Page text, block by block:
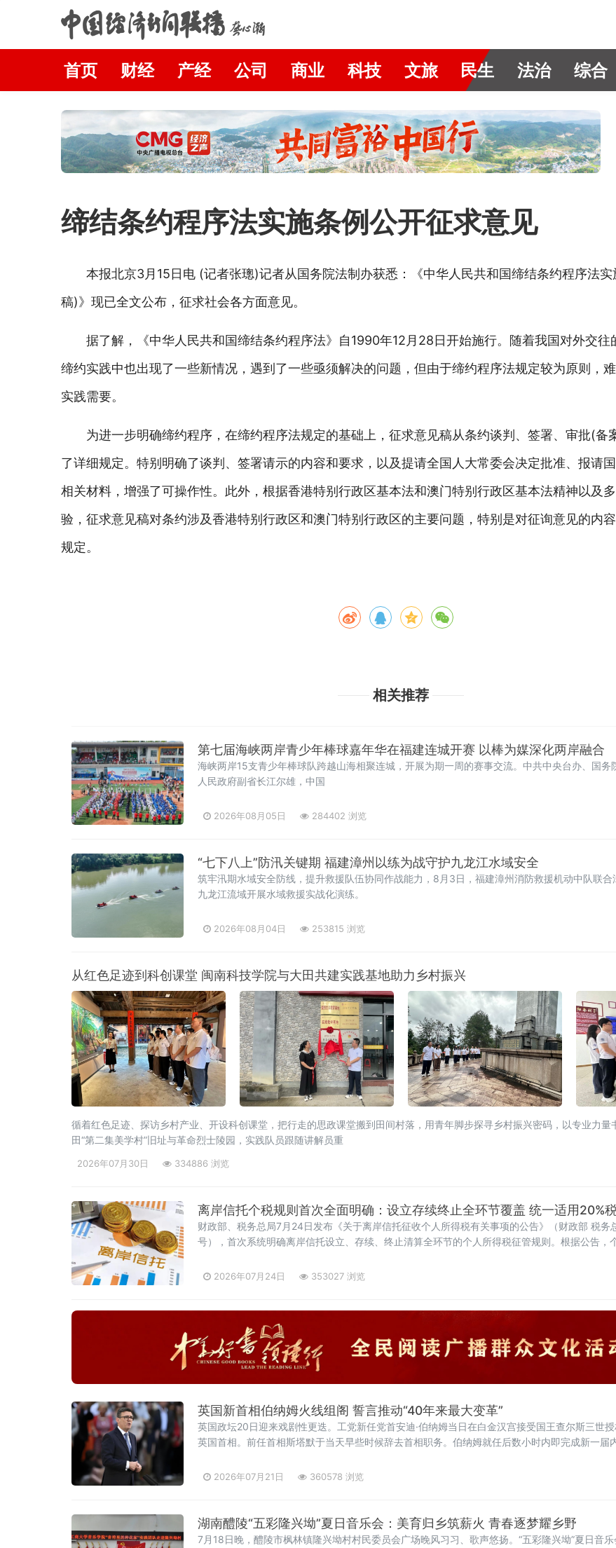
首页 财经 产经 公司 商业 科技 文旅 民生 法治 综合
缔结条约程序法实施条例公开征求意见
本报北京3月15日电 (记者张璁)记者从国务院法制办获悉：《中华人民共和国缔结条约程序法
稿)》现已全文公布，征求社会各方面意见。
据了解，《中华人民共和国缔结条约程序法》自1990年12月28日开始施行。随着我国对外交往
缔约实践中也出现了一些新情况，遇到了一些亟须解决的问题，但由于缔约程序法规定较为原则，
实践需要。
为进一步明确缔约程序，在缔约程序法规定的基础上，征求意见稿从条约谈判、签署、审批(备
了详细规定。特别明确了谈判、签署请示的内容和要求，以及提请全国人大常委会决定批准、报请
相关材料，增强了可操作性。此外，根据香港特别行政区基本法和澳门特别行政区基本法精神以及
验，征求意见稿对条约涉及香港特别行政区和澳门特别行政区的主要问题，特别是对征询意见的内
规定。
相关推荐
第七届海峡两岸青少年棒球嘉年华在福建连城开赛 以棒为媒深化两岸融合
海峡两岸15支青少年棒球队跨越山海相聚连城，开展为期一周的赛事交流。中共中央台办、国务
人民政府副省长江尔雄，中国
2026年08月05日 284402 浏览
“七下八上”防汛关键期 福建漳州以练为战守护九龙江水域安全
筑牢汛期水域安全防线，提升救援队伍协同作战能力，8月3日，福建漳州消防救援机动中队联
九龙江流域开展水域救援实战化演练。
2026年08月04日 253815 浏览
从红色足迹到科创课堂 闽南科技学院与大田共建实践基地助力乡村振兴
循着红色足迹、探访乡村产业、开设科创课堂，把行走的思政课堂搬到田间村落，用青年脚步探寻乡村振兴密码，以专业力量
田“第二集美学村”旧址与革命烈士陵园，实践队员跟随讲解员重
2026年07月30日 334886 浏览
离岸信托个税规则首次全面明确：设立存续终止全环节覆盖 统一适用20%
财政部、税务总局7月24日发布《关于离岸信托征收个人所得税有关事项的公告》（财政部 税务
号），首次系统明确离岸信托设立、存续、终止清算全环节的个人所得税征管规则。根据公告，
进行财富代际传承、跨境资产配置及风险管理
2026年07月24日 353027 浏览
英国新首相伯纳姆火线组阁 誓言推动“40年来最大变革”
英国政坛20日迎来戏剧性更迭。工党新任党首安迪·伯纳姆当日在白金汉宫接受国王查尔斯三世
英国首相。前任首相斯塔默于当天早些时候辞去首相职务。伯纳姆就任后数小时内即完成新一届
政大臣一职由前国防大臣约翰·希利出任。希利上
2026年07月21日 360578 浏览
湖南醴陵“五彩隆兴坳”夏日音乐会：美育归乡筑薪火 青春逐梦耀乡野
7月18日晚，醴陵市枫林镇隆兴坳村村民委员会广场晚风习习、歌声悠扬。“五彩隆兴坳”夏日音